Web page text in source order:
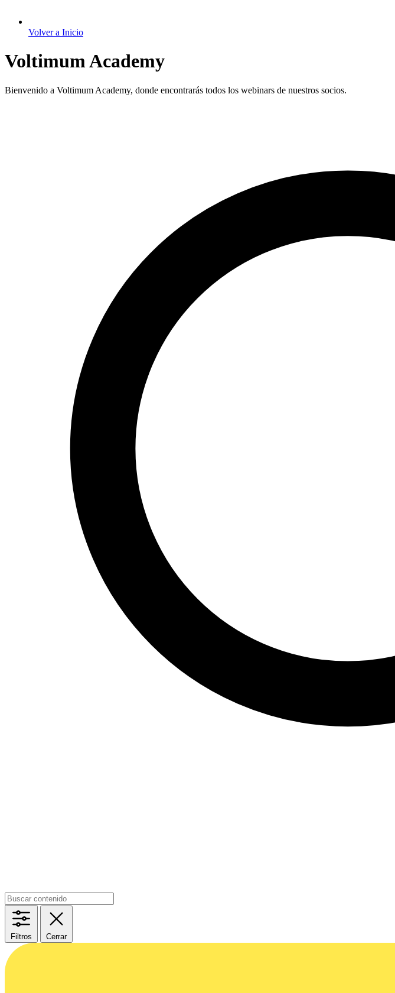
Volver a Inicio
Voltimum Academy
Bienvenido a Voltimum Academy, donde encontrarás todos los webinars de nuestros socios.
Filtros Cerrar